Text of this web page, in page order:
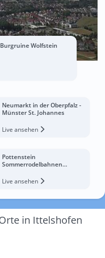
Wolfstein
Neumarkt in der Oberpfalz -
Münster St. Johannes
Live ansehen
Pottenstein
Sommerrodelbahnen
Live ansehen
in Ittelshofen